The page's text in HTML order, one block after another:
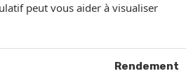
peut vous aider à visualiser
Rendement